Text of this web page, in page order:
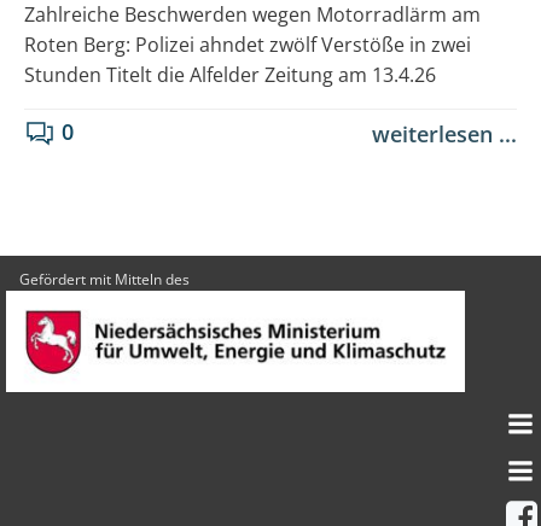
Zahlreiche Beschwerden wegen Motorradlärm am
Roten Berg: Polizei ahndet zwölf Verstöße in zwei
Stunden Titelt die Alfelder Zeitung am 13.4.26
0 weiterlesen ...
Gefördert mit Mitteln des